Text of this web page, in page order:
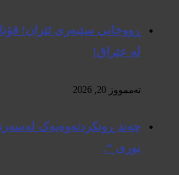
ڕووخانی سێبەری ئێران!
لە عێراق!
تەممووز 20, 2026
چەند ڕونکردنەوەیەک
نوری “.